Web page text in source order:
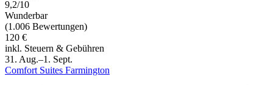
9,2/10
Wunderbar
(1.006 Bewertungen)
120 €
inkl. Steuern & Gebühren
31. Aug.–1. Sept.
Comfort Suites Farmington